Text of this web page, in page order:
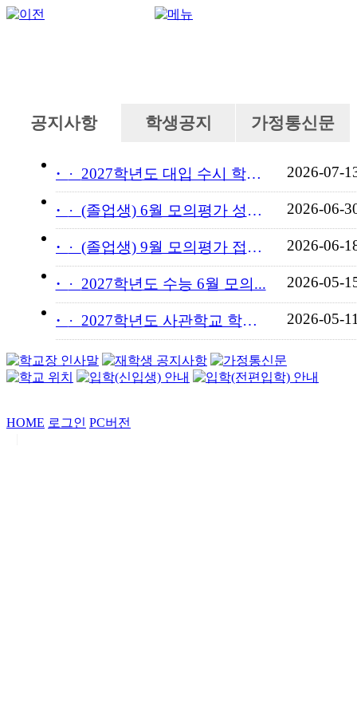
공지사항 학생공지 가정통신문
· 2027학년도 대입 수시 학교... 2026-07-
· (졸업생) 6월 모의평가 성적... 2026-06-
· (졸업생) 9월 모의평가 접수... 2026-06-
· 2027학년도 수능 6월 모의... 2026-05-
· 2027학년도 사관학교 학교장... 2026-05-
HOME 로그인 PC버전